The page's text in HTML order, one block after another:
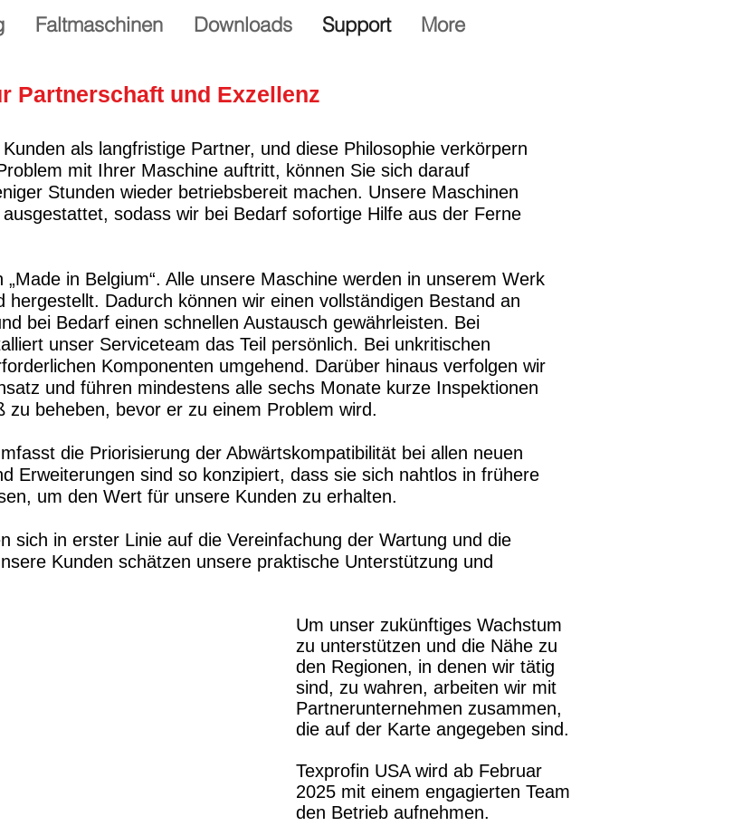
Faltmaschinen Downloads Support More
Partnerschaft und Exzellenz
als langfristige Partner, und diese Philosophie verkörpern
mit Ihrer Maschine auftritt, können Sie sich darauf
Stunden wieder betriebsbereit machen. Unsere Maschinen
sodass wir bei Bedarf sofortige Hilfe aus der Ferne
in Belgium“. Alle unsere Maschine werden in unserem Werk
hergestellt. Dadurch können wir einen vollständigen Bestand an
bei Bedarf einen schnellen Austausch gewährleisten. Bei
unser Serviceteam das Teil persönlich. Bei unkritischen
Komponenten umgehend. Darüber hinaus verfolgen wir
und führen mindestens alle sechs Monate kurze Inspektionen
zu beheben, bevor er zu einem Problem wird.
die Priorisierung der Abwärtskompatibilität bei allen neuen
Erweiterungen sind so konzipiert, dass sie sich nahtlos in frühere
um den Wert für unsere Kunden zu erhalten.
sich in erster Linie auf die Vereinfachung der Wartung und die
Kunden schätzen unsere praktische Unterstützung und
Um unser zukünftiges Wachstum
zu unterstützen und die Nähe zu
den Regionen, in denen wir tätig
sind, zu wahren, arbeiten wir mit
Partnerunternehmen zusammen,
die auf der Karte angegeben sind.
Texprofin USA wird ab Februar
2025 mit einem engagierten Team
den Betrieb aufnehmen.